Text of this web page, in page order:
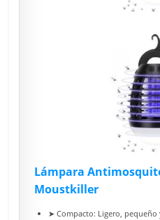
Lámpara
Moustkiller
➤ Compacto: Ligero,